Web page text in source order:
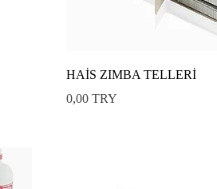
HAİS ZIMBA TELLERİ
Preis
0,00 TRY